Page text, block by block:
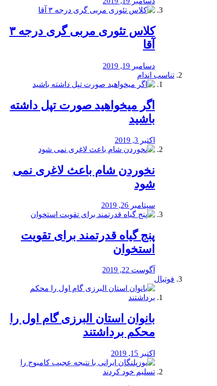
کلاس تئوری مربی گری درجه ۳
آقا
دسامبر 19, 2019
تناسب اندام
اگر میخواهید صورت تپل داشته
باشید
اکتبر 3, 2019
نخوردن شام باعث لاغری نمی
‌شود
سپتامبر 26, 2019
پنج گیاه قدرتمند برای تقویت
استخوان
آگوست 22, 2019
فوتبال
بانوان استان البرزی گام اول را
محكم برداشتند
اکتبر 15, 2019